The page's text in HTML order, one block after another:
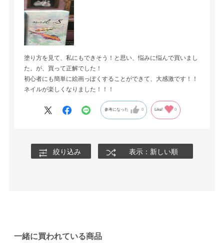
塗り方を見て、私にもできそう！と思い、悩みに悩んで買いまし
た。が、買って正解でした！
初心者にも簡単に絵画っぽくすることができて、大感激です！！
ネイルが楽しくなりました！！！
参考になった 0 Like! 0
絞り込み 表示：新しい順
一緒に買われている商品